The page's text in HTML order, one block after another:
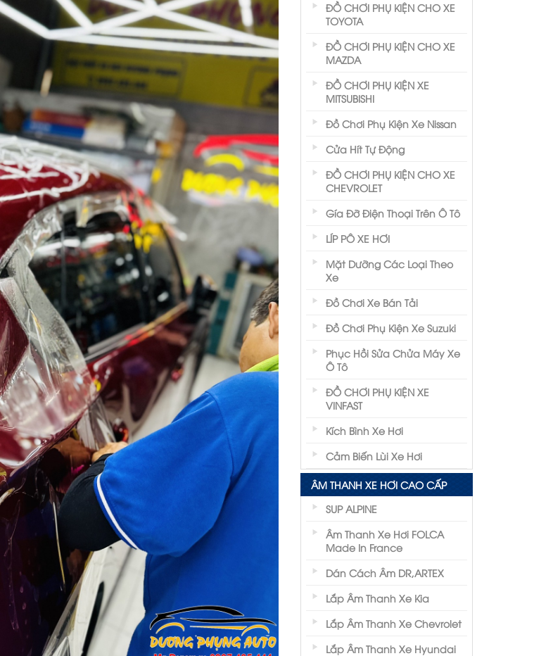
ĐỒ CHƠI PHỤ KIỆN CHO XE
TOYOTA
ĐỒ CHƠI PHỤ KIỆN CHO XE
MAZDA
ĐỒ CHƠI PHỤ KIỆN XE
MITSUBISHI
Đồ Chơi Phụ Kiện Xe Nissan
Cửa Hít Tự Động
ĐỒ CHƠI PHỤ KIỆN CHO XE
CHEVROLET
Gía Đỡ Điện Thoại Trên Ô Tô
LÍP PÔ XE HƠI
Mặt Dưỡng Các Loại Theo
Xe
Đồ Chơi Xe Bán Tải
Đồ Chơi Phụ Kiện Xe Suzuki
Phục Hồi Sửa Chửa Máy Xe
Ô Tô
ĐỒ CHƠI PHỤ KIỆN XE
VINFAST
Kích Bình Xe Hơi
Cảm Biến Lùi Xe Hơi
ÂM THANH XE HƠI CAO CẤP
SUP ALPINE
Âm Thanh Xe Hơi FOLCA
Made In France
Dán Cách Âm DR,ARTEX
Lắp Âm Thanh Xe Kia
Lắp Âm Thanh Xe Chevrolet
Lắp Âm Thanh Xe Hyundai